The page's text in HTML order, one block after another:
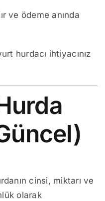
ve ödeme anında
hurdacı ihtiyacınız
cinsi, miktarı ve
olarak